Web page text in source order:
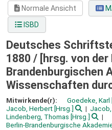
Normale Ansicht
ISBD
Deutsches
1880 / [hrsg. von der
Brandenburgischen
Wissenschaften
Mitwirkende(r): Goedeke, Karl
Jacob, Herbert [Hrsg.] Jacob,
Lindenberg, Thomas [Hrsg.]
Berlin-Brandenburgische